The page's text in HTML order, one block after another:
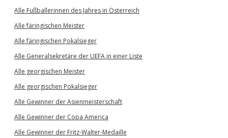
Alle Fußballerinnen des Jahres in Österreich
Alle färingischen Meister
Alle färingischen Pokalsieger
Alle Generalsekretäre der UEFA in einer Liste
Alle georgischen Meister
Alle georgischen Pokalsieger
Alle Gewinner der Asienmeisterschaft
Alle Gewinner der Copa America
Alle Gewinner der Fritz-Walter-Medaille